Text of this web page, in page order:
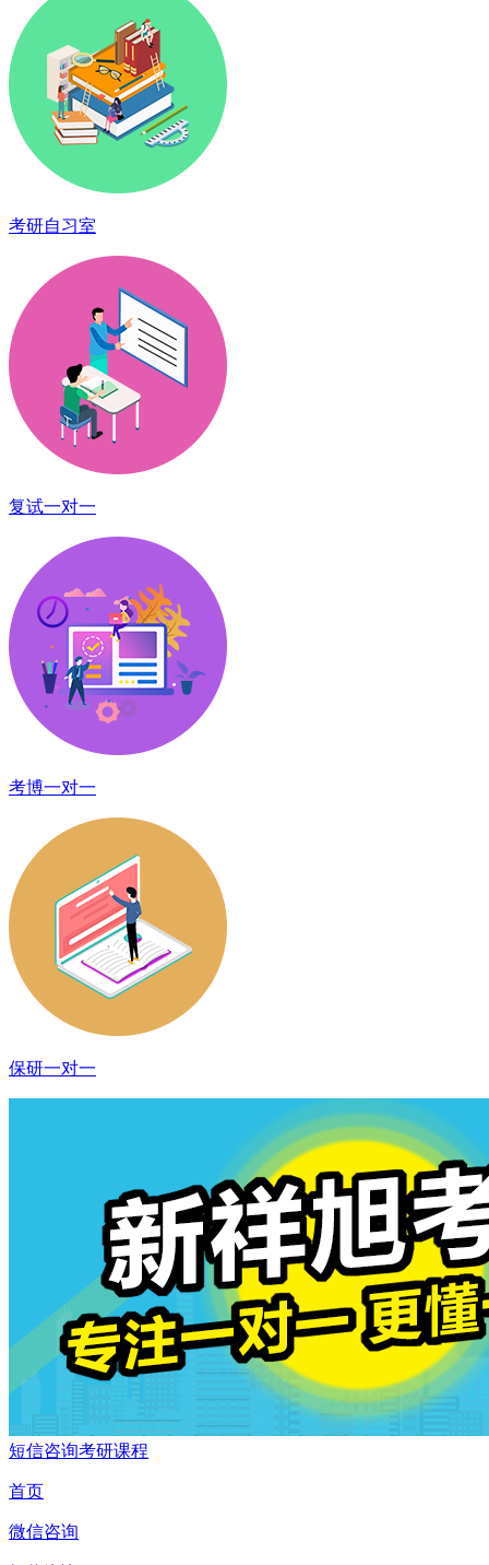
考研自习室
复试一对一
考博一对一
保研一对一
短信咨询考研课程
首页
微信咨询